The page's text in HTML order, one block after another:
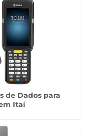
de Dados para
Itaí